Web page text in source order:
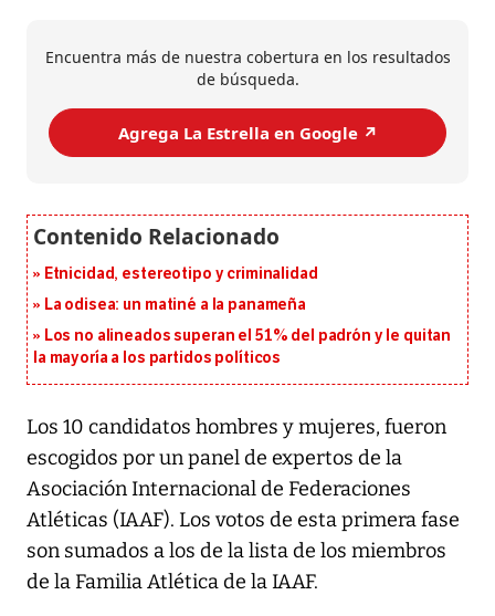
Encuentra más de nuestra cobertura en los resultados
de búsqueda.
Agrega La Estrella en Google ↗️
Etnicidad, estereotipo y criminalidad
La odisea: un matiné a la panameña
Los no alineados superan el 51% del padrón y le quitan
la mayoría a los partidos políticos
Los 10 candidatos hombres y mujeres, fueron
escogidos por un panel de expertos de la
Asociación Internacional de Federaciones
Atléticas (IAAF). Los votos de esta primera fase
son sumados a los de la lista de los miembros
de la Familia Atlética de la IAAF.